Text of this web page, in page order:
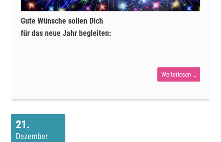
Gute Wünsche sollen Dich
für das neue Jahr begleiten:
Weiterlesen …gute
für
21
Dezember